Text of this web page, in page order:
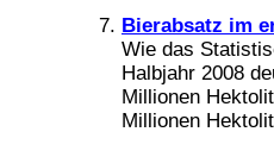
Bierabsatz im
Wie das
Halbjahr 2008
Millionen
Millionen